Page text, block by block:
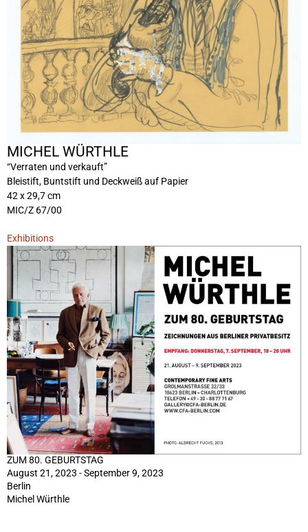
MICHEL WÜRTHLE
“Verraten und verkauft”
Bleistift, Buntstift und Deckweiß auf Papier
42 x 29,7 cm
MIC/Z 67/00
Exhibitions
ZUM 80. GEBURTSTAG
August 21, 2023 - September 9, 2023
Berlin
Michel Würthle